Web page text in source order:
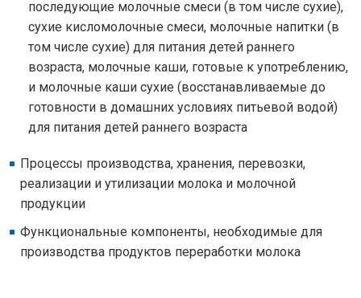
последующие молочные смеси (в том числе сухие),
сухие кисломолочные смеси, молочные напитки (в
том числе сухие) для питания детей раннего
возраста, молочные каши, готовые к употреблению,
и молочные каши сухие (восстанавливаемые до
готовности в домашних условиях питьевой водой)
для питания детей раннего возраста
Процессы производства, хранения, перевозки,
реализации и утилизации молока и молочной
продукции
Функциональные компоненты, необходимые для
производства продуктов переработки молока